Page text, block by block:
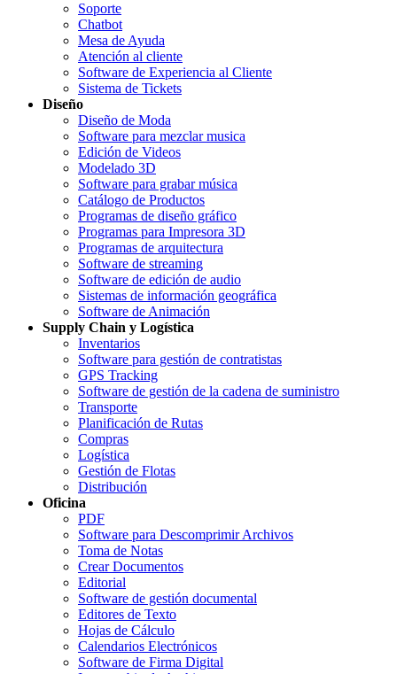
Soporte
Chatbot
Mesa de Ayuda
Atención al cliente
Software de Experiencia al Cliente
Sistema de Tickets
Diseño
Diseño de Moda
Software para mezclar musica
Edición de Videos
Modelado 3D
Software para grabar música
Catálogo de Productos
Programas de diseño gráfico
Programas para Impresora 3D
Programas de arquitectura
Software de streaming
Software de edición de audio
Sistemas de información geográfica
Software de Animación
Supply Chain y Logística
Inventarios
Software para gestión de contratistas
GPS Tracking
Software de gestión de la cadena de suministro
Transporte
Planificación de Rutas
Compras
Logística
Gestión de Flotas
Distribución
Oficina
PDF
Software para Descomprimir Archivos
Toma de Notas
Crear Documentos
Editorial
Software de gestión documental
Editores de Texto
Hojas de Cálculo
Calendarios Electrónicos
Software de Firma Digital